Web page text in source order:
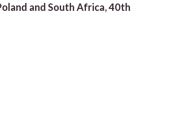
and South Africa, 40th